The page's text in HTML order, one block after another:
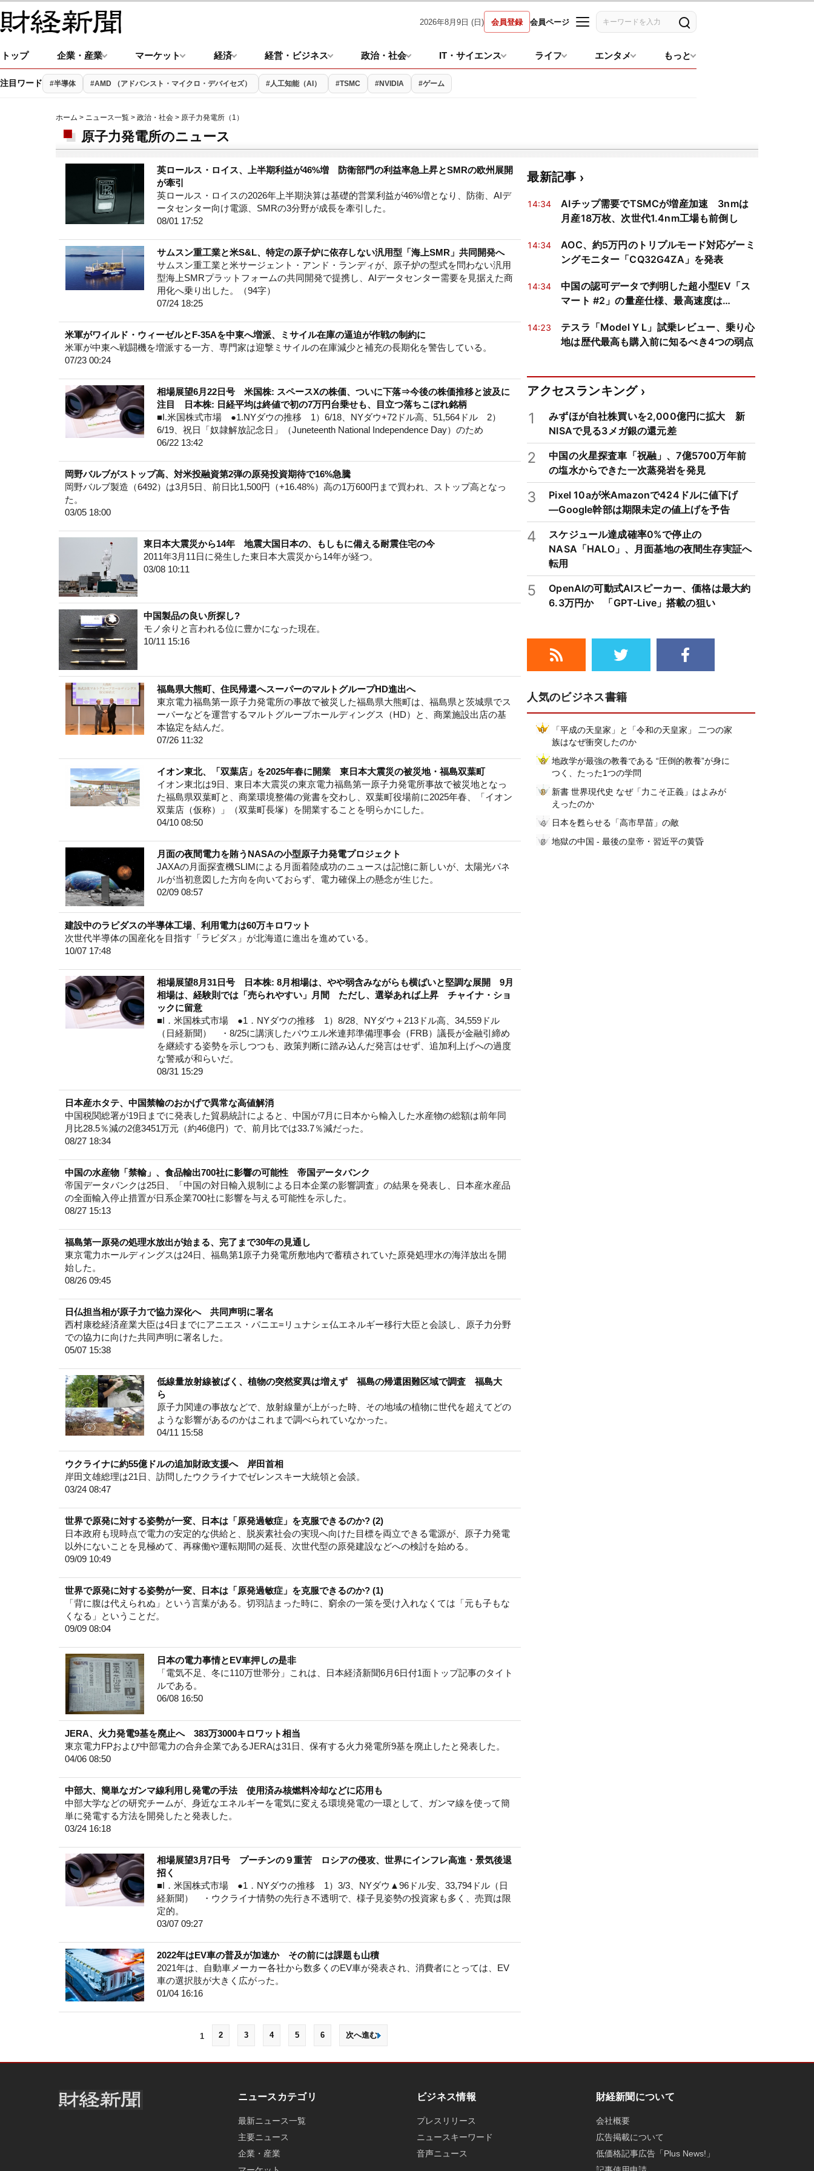
2026年8月9日 (日) 会員登録 会員ページ
記事を検索
トップ 企業・産業 マーケット 経済 経営・ビジネス 政治・社会 IT・サイエンス ライフ エンタメ もっと
注目ワード #半導体 #AMD （アドバンスト・マイクロ・デバイセズ） #人工知能（AI） #TSMC #NVIDIA #ゲーム
ホーム > ニュース一覧 > 政治・社会 > 原子力発電所（1）
原子力発電所のニュース
英ロールス・ロイス、上半期利益が46%増 防衛部門の利益率急上昇とSMRの欧州展開
が牽引
英ロールス・ロイスの2026年上半期決算は基礎的営業利益が46%増となり、防衛、AIデ
ータセンター向け電源、SMRの3分野が成長を牽引した。
08/01 17:52
サムスン重工業と米S&L、特定の原子炉に依存しない汎用型「海上SMR」共同開発へ
サムスン重工業と米サージェント・アンド・ランディが、原子炉の型式を問わない汎用
型海上SMRプラットフォームの共同開発で提携し、AIデータセンター需要を見据えた商
用化へ乗り出した。（94字）
07/24 18:25
米軍がワイルド・ウィーゼルとF-35Aを中東へ増派、ミサイル在庫の逼迫が作戦の制約に
米軍が中東へ戦闘機を増派する一方、専門家は迎撃ミサイルの在庫減少と補充の長期化を警告している。
07/23 00:24
相場展望6月22日号 米国株: スペースXの株価、ついに下落⇒今後の株価推移と波及に
注目 日本株: 日経平均は終値で初の7万円台乗せも、目立つ落ちこぼれ銘柄
■I.米国株式市場 ●1.NYダウの推移 1）6/18、NYダウ+72ドル高、51,564ドル 2）
6/19、祝日「奴隷解放記念日」（Juneteenth National Independence Day）のため
06/22 13:42
岡野バルブがストップ高、対米投融資第2弾の原発投資期待で16%急騰
岡野バルブ製造（6492）は3月5日、前日比1,500円（+16.48%）高の1万600円まで買われ、ストップ高となっ
た。
03/05 18:00
東日本大震災から14年 地震大国日本の、もしもに備える耐震住宅の今
2011年3月11日に発生した東日本大震災から14年が経つ。
03/08 10:11
中国製品の良い所探し?
モノ余りと言われる位に豊かになった現在。
10/11 15:16
福島県大熊町、住民帰還へスーパーのマルトグループHD進出へ
東京電力福島第一原子力発電所の事故で被災した福島県大熊町は、福島県と茨城県でス
ーパーなどを運営するマルトグループホールディングス（HD）と、商業施設出店の基
本協定を結んだ。
07/26 11:32
イオン東北、「双葉店」を2025年春に開業 東日本大震災の被災地・福島双葉町
イオン東北は9日、東日本大震災の東京電力福島第一原子力発電所事故で被災地となっ
た福島県双葉町と、商業環境整備の覚書を交わし、双葉町役場前に2025年春、「イオン
双葉店（仮称）」（双葉町長塚）を開業することを明らかにした。
04/10 08:50
月面の夜間電力を賄うNASAの小型原子力発電プロジェクト
JAXAの月面探査機SLIMによる月面着陸成功のニュースは記憶に新しいが、太陽光パネ
ルが当初意図した方向を向いておらず、電力確保上の懸念が生じた。
02/09 08:57
建設中のラピダスの半導体工場、利用電力は60万キロワット
次世代半導体の国産化を目指す「ラピダス」が北海道に進出を進めている。
10/07 17:48
相場展望8月31日号 日本株: 8月相場は、やや弱含みながらも横ばいと堅調な展開 9月
相場は、経験則では「売られやすい」月間 ただし、選挙あれば上昇 チャイナ・ショ
ックに留意
■I．米国株式市場 ●1．NYダウの推移 1）8/28、NYダウ＋213ドル高、34,559ドル
（日経新聞） ・8/25に講演したパウエル米連邦準備理事会（FRB）議長が金融引締め
を継続する姿勢を示しつつも、政策判断に踏み込んだ発言はせず、追加利上げへの過度
な警戒が和らいだ。
08/31 15:29
日本産ホタテ、中国禁輸のおかげで異常な高値解消
中国税関総署が19日までに発表した貿易統計によると、中国が7月に日本から輸入した水産物の総額は前年同
月比28.5％減の2億3451万元（約46億円）で、前月比では33.7％減だった。
08/27 18:34
中国の水産物「禁輸」、食品輸出700社に影響の可能性 帝国データバンク
帝国データバンクは25日、「中国の対日輸入規制による日本企業の影響調査」の結果を発表し、日本産水産品
の全面輸入停止措置が日系企業700社に影響を与える可能性を示した。
08/27 15:13
福島第一原発の処理水放出が始まる、完了まで30年の見通し
東京電力ホールディングスは24日、福島第1原子力発電所敷地内で蓄積されていた原発処理水の海洋放出を開
始した。
08/26 09:45
日仏担当相が原子力で協力深化へ 共同声明に署名
西村康稔経済産業大臣は4日までにアニエス・パニエ=リュナシェ仏エネルギー移行大臣と会談し、原子力分野
での協力に向けた共同声明に署名した。
05/07 15:38
低線量放射線被ばく、植物の突然変異は増えず 福島の帰還困難区域で調査 福島大
ら
原子力関連の事故などで、放射線量が上がった時、その地域の植物に世代を超えてどの
ような影響があるのかはこれまで調べられていなかった。
04/11 15:58
ウクライナに約55億ドルの追加財政支援へ 岸田首相
岸田文雄総理は21日、訪問したウクライナでゼレンスキー大統領と会談。
03/24 08:47
世界で原発に対する姿勢が一変、日本は「原発過敏症」を克服できるのか? (2)
日本政府も現時点で電力の安定的な供給と、脱炭素社会の実現へ向けた目標を両立できる電源が、原子力発電
以外にないことを見極めて、再稼働や運転期間の延長、次世代型の原発建設などへの検討を始める。
09/09 10:49
世界で原発に対する姿勢が一変、日本は「原発過敏症」を克服できるのか? (1)
「背に腹は代えられぬ」という言葉がある。切羽詰まった時に、窮余の一策を受け入れなくては「元も子もな
くなる」ということだ。
09/09 08:04
日本の電力事情とEV車押しの是非
「電気不足、冬に110万世帯分」これは、日本経済新聞6月6日付1面トップ記事のタイト
ルである。
06/08 16:50
JERA、火力発電9基を廃止へ 383万3000キロワット相当
東京電力FPおよび中部電力の合弁企業であるJERAは31日、保有する火力発電所9基を廃止したと発表した。
04/06 08:50
中部大、簡単なガンマ線利用し発電の手法 使用済み核燃料冷却などに応用も
中部大学などの研究チームが、身近なエネルギーを電気に変える環境発電の一環として、ガンマ線を使って簡
単に発電する方法を開発したと発表した。
03/24 16:18
相場展望3月7日号 プーチンの９重苦 ロシアの侵攻、世界にインフレ高進・景気後退
招く
■I．米国株式市場 ●1．NYダウの推移 1）3/3、NYダウ▲96ドル安、33,794ドル（日
経新聞） ・ウクライナ情勢の先行き不透明で、様子見姿勢の投資家も多く、売買は限
定的。
03/07 09:27
2022年はEV車の普及が加速か その前には課題も山積
2021年は、自動車メーカー各社から数多くのEV車が発表され、消費者にとっては、EV
車の選択肢が大きく広がった。
01/04 16:16
1 2 3 4 5 6 次へ進む
最新記事
14:34
AIチップ需要でTSMCが増産加速 3nmは
月産18万枚、次世代1.4nm工場も前倒し
14:34
AOC、約5万円のトリプルモード対応ゲーミ
ングモニター「CQ32G4ZA」を発表
14:34
中国の認可データで判明した超小型EV「ス
マート #2」の量産仕様、最高速度は
14:23
テスラ「Model Y L」試乗レビュー、乗り心
地は歴代最高も購入前に知るべき4つの弱点
アクセスランキング
1
みずほが自社株買いを2,000億円に拡大 新
NISAで見る3メガ銀の還元差
2
中国の火星探査車「祝融」、7億5700万年前
の塩水からできた一次蒸発岩を発見
3
Pixel 10aが米Amazonで424ドルに値下げ
―Google幹部は期限未定の値上げを予告
4
スケジュール達成確率0%で停止の
NASA「HALO」、月面基地の夜間生存実証へ
転用
5
OpenAIの可動式AIスピーカー、価格は最大約
6.3万円か 「GPT-Live」搭載の狙い
人気のビジネス書籍
「平成の天皇家」と「令和の天皇家」 二つの家
族はなぜ衝突したのか
地政学が最強の教養である “圧倒的教養”が身に
つく、たった1つの学問
新書 世界現代史 なぜ「力こそ正義」はよみが
えったのか
日本を甦らせる「高市早苗」の敵
地獄の中国 - 最後の皇帝・習近平の黄昏
ニュースカテゴリ
最新ニュース一覧
主要ニュース
企業・産業
ビジネス情報
プレスリリース
ニュースキーワード
音声ニュース
財経新聞について
会社概要
広告掲載について
低価格記事広告「Plus News!」